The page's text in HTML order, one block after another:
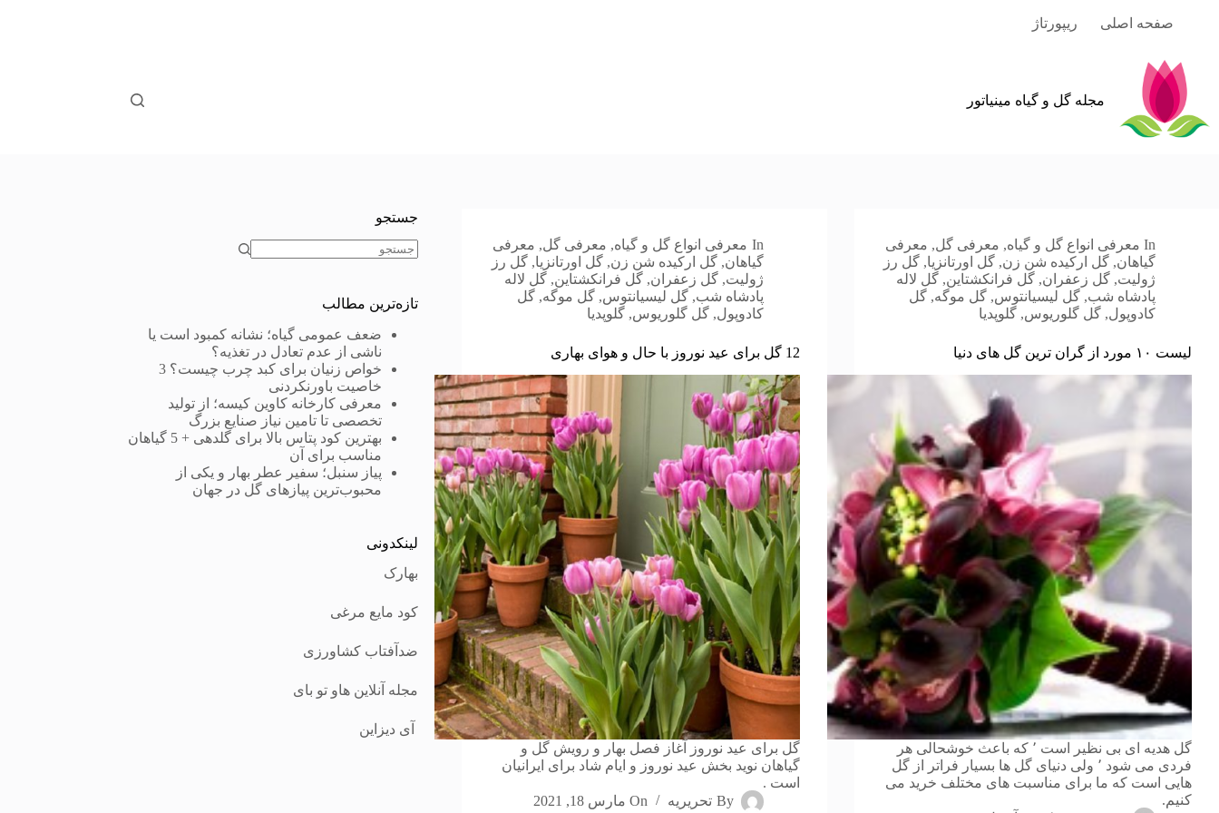
صفحه اصلی ریپورتاژ
مجله گل و گیاه مینیاتور
In معرفی انواع گل و گیاه, معرفی گل, معرفی
گیاهان, گل ارکیده شن زن, گل اورتانزیا, گل رز
ژولیت, گل زعفران, گل فرانکشتاین, گل لاله
پادشاه شب, گل لیسیانتوس, گل موگه, گل
کادوپول, گل گلوریوس, گلوپدیا
لیست ۱۰ مورد از گران ترین گل های دنیا
گل هدیه ای بی نظیر است ٬ که باعث خوشحالی هر
فردی می شود ٬ ولی دنیای گل ها بسیار فراتر از گل
هایی است که ما برای مناسبت های مختلف خرید می
کنیم.
In معرفی انواع گل و گیاه, معرفی گل, معرفی
گیاهان,گل ارکیده شن زن,گل اورتانزیا,گل رز
ژولیت,گل زعفران,گل فرانکشتاین,گل لاله
پادشاه شب,گل لیسیانتوس,گل موگه,گل
کادوپول,گل گلوریوس,گلوپدیا
12 گل برای عید نوروز با حال و هوای بهاری
گل برای عید نوروز آغاز فصل بهار و رویش گل و
گیاهان نوید بخش عید نوروز و ایام شاد برای ایرانیان
است .
By تحریریه On مارس 18, 2021
جستجو
تازه‌ترین مطالب
ضعف عمومی گیاه؛ نشانه کمبود است یا
ناشی از عدم تعادل در تغذیه؟
خواص زنیان برای کبد چرب چیست؟ 3
خاصیت باورنکردنی
معرفی کارخانه کاوین کیسه؛ از تولید
تخصصی تا تامین نیاز صنایع بزرگ
بهترین کود پتاس بالا برای گلدهی + 5 گیاهان
مناسب برای آن
پیاز سنبل؛ سفیر عطر بهار و یکی از
محبوب‌ترین پیازهای گل در جهان
لینکدونی
بهارک
کود مایع مرغی
ضدآفتاب کشاورزی
مجله آنلاین هاو تو بای
آی دیزاین